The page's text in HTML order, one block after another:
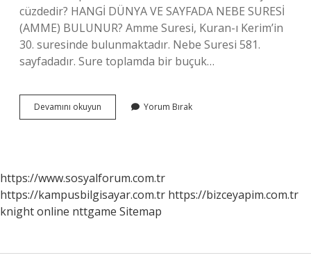
cüzdedir? HANGİ DÜNYA VE SAYFADA NEBE SURESİ
(AMME) BULUNUR? Amme Suresi, Kuran-ı Kerim’in
30. suresinde bulunmaktadır. Nebe Suresi 581.
sayfadadır. Sure toplamda bir buçuk…
Devamını okuyun
Cüz
Yorum Bırak
https://www.sosyalforum.com.tr
https://kampusbilgisayar.com.tr https://bizceyapim.com.tr
knight online nttgame Sitemap